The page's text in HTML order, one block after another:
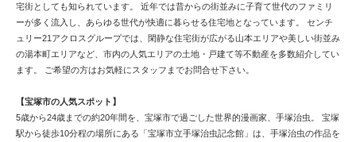
宅街としても知られています。 近年では昔からの街並みに子育て世代のファミリ
ーが多く流入し、あらゆる世代が快適に暮らせる住宅地となっています。 センチ
ュリー21アクロスグループでは、閑静な住宅街が広がる山本エリアや美しい街並み
の湯本町エリアなど、市内の人気エリアの土地・戸建て等不動産を多数紹介してい
ます。 ご希望の方はお気軽にスタッフまでお問合せ下さい。
【宝塚市の人気スポット】
5歳から24歳までの約20年間を、宝塚市で過ごした世界的漫画家、手塚治虫。 宝塚
駅から徒歩10分程の場所にある「宝塚市立手塚治虫記念館」は、手塚治虫の作品を